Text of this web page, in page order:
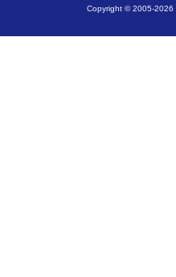
Copyright © 2005-2026